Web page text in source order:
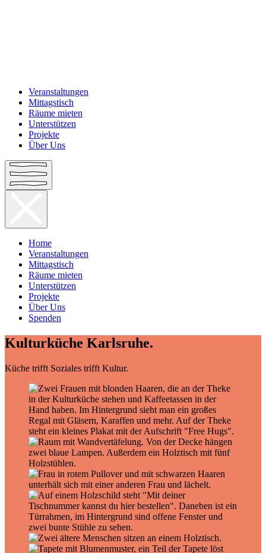
Veranstaltungen
Mittagstisch
Räume mieten
Unterstützen
Projekte
Über Uns
Home
Veranstaltungen
Mittagstisch
Räume mieten
Unterstützen
Projekte
Über Uns
Spenden
Kulturküche Karlsruhe.
Küche trifft Soziales trifft Kultur.